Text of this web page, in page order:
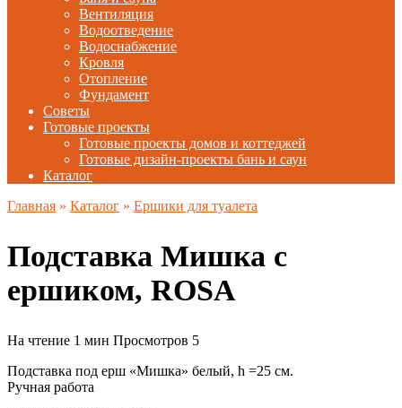
Вентиляция
Водоотведение
Водоснабжение
Кровля
Отопление
Фундамент
Советы
Готовые проекты
Готовые проекты домов и коттеджей
Готовые дизайн-проекты бань и саун
Каталог
Главная » Каталог » Ершики для туалета
Подставка Мишка с
ершиком, ROSA
На чтение 1 мин Просмотров 5
Подставка под ерш «Мишка» белый, h =25 см.
Ручная работа